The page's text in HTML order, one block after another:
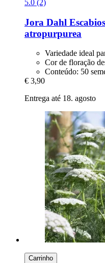
5.0 (2)
Jora Dahl
atropurpurea
Variedade ideal
Cor de floração
Conteúdo: 50
€ 3,90
Entrega até 18. agosto
Carrinho